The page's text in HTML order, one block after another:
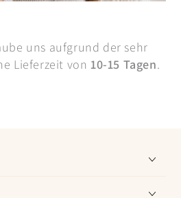
uns aufgrund der sehr
Lieferzeit von 10-15 Tagen.